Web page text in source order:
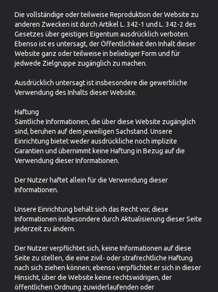
Die vollständige oder teilweise Reproduktion der Website zu
anderen Zwecken ist durch Artikel L. 342-1 und L. 342-2 des
Gesetzes über geistiges Eigentum ausdrücklich verboten.
Ebenso ist es untersagt, der Öffentlichkeit den Inhalt dieser
Website ganz oder teilweise in beliebiger Form und für
jedwede Zielgruppe zugänglich zu machen.
Ausdrücklich untersagt ist insbesondere die gewerbliche
Verwendung des Inhalts dieser Website.
Haftung
Sämtliche Informationen, die über diese Website zugänglich
sind, beruhen auf dem jeweiligen Sachstand. Unsere
Einrichtung bietet weder ausdrückliche noch implizite
Garantien und übernimmt keine Haftung in Bezug auf die
Verwendung dieser Informationen.
Der Nutzer haftet allein für die Verwendung dieser
Informationen.
Unsere Einrichtung behält sich das Recht vor, diese
Informationen insbesondere durch Aktualisierung dieser Seite
jederzeit zu ändern.
Der Nutzer verpflichtet sich, keine Informationen auf diese
Seite zu stellen, die eine zivil- oder strafrechtliche Haftung
nach sich ziehen können; ebenso verpflichtet er sich in dieser
Hinsicht, über die Website keine rechtswidrigen, der
öffentlichen Ordnung zuwiderlaufenden oder